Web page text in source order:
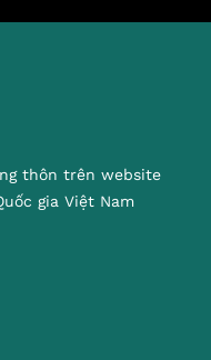
thôn trên website
gia Việt Nam